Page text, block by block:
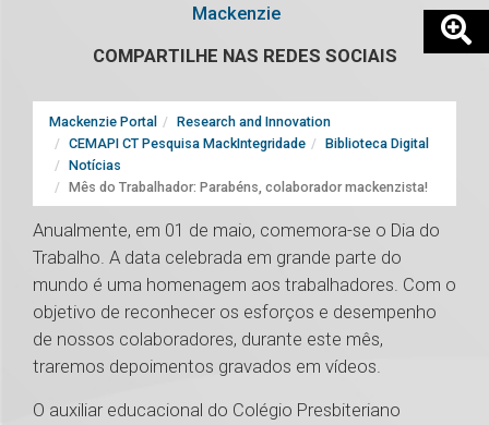
Mackenzie
COMPARTILHE NAS REDES SOCIAIS
Mackenzie Portal
Research and Innovation
CEMAPI CT Pesquisa MackIntegridade
Biblioteca Digital
Notícias
Mês do Trabalhador: Parabéns, colaborador mackenzista!
Anualmente, em 01 de maio, comemora-se o Dia do
Trabalho. A data celebrada em grande parte do
mundo é uma homenagem aos trabalhadores. Com o
objetivo de reconhecer os esforços e desempenho
de nossos colaboradores, durante este mês,
traremos depoimentos gravados em vídeos.
O auxiliar educacional do Colégio Presbiteriano